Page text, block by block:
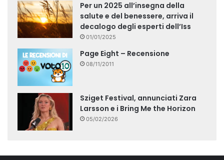
Per un 2025 all’insegna della
salute e del benessere, arriva il
decalogo degli esperti dell’Iss
01/01/2025
Page Eight – Recensione
08/11/2011
Sziget Festival, annunciati Zara
Larsson e i Bring Me the Horizon
05/02/2026